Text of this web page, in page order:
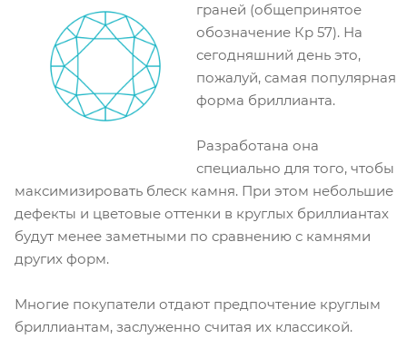
граней (общепринятое
обозначение Кр 57). На
сегодняшний день это,
пожалуй, самая популярная
форма бриллианта.
Разработана она
специально для того, чтобы
максимизировать блеск камня. При этом небольшие
дефекты и цветовые оттенки в круглых бриллиантах
будут менее заметными по сравнению с камнями
других форм.
Многие покупатели отдают предпочтение круглым
бриллиантам, заслуженно считая их классикой.